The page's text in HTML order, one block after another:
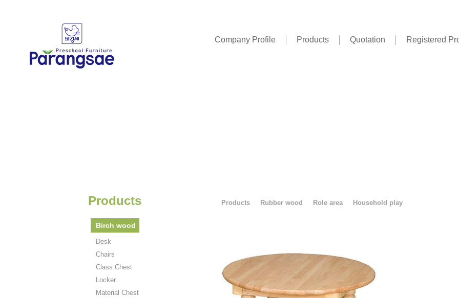
Company Profile Products Quotation Registered
Products
Birch wood
Desk
Chairs
Class Chest
Locker
Material Chest
Products Rubber wood Role area Household play